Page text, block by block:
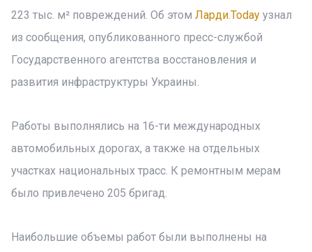
223 тыс. м² повреждений. Об этом Ларди.Today узнал
из сообщения, опубликованного пресс-службой
Государственного агентства восстановления и
развития инфраструктуры Украины.
Работы выполнялись на 16-ти международных
автомобильных дорогах, а также на отдельных
участках национальных трасс. К ремонтным мерам
было привлечено 205 бригад.
Наибольшие объемы работ были выполнены на